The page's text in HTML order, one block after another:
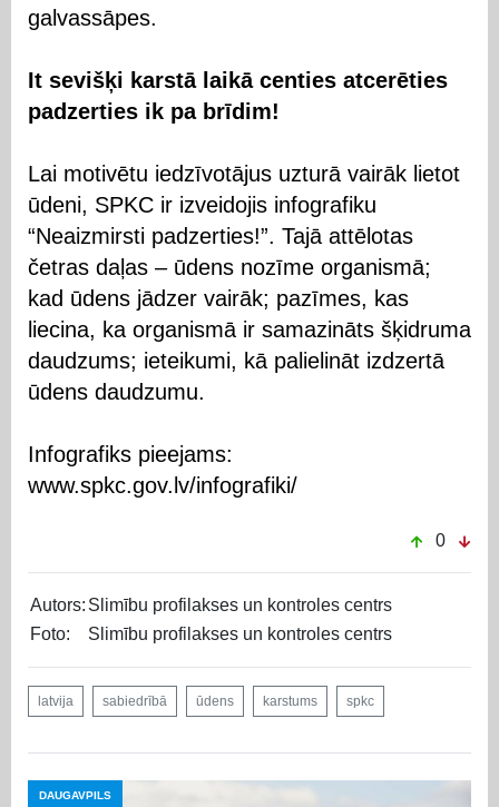
galvassāpes.
It sevišķi karstā laikā centies atcerēties
padzerties ik pa brīdim!
Lai motivētu iedzīvotājus uzturā vairāk lietot
ūdeni, SPKC ir izveidojis infografiku
“Neaizmirsti padzerties!”. Tajā attēlotas
četras daļas – ūdens nozīme organismā;
kad ūdens jādzer vairāk; pazīmes, kas
liecina, ka organismā ir samazināts šķidruma
daudzums; ieteikumi, kā palielināt izdzertā
ūdens daudzumu.
Infografiks pieejams:
www.spkc.gov.lv/infografiki/
0
Autors: Slimību profilakses un kontroles centrs
Foto:
Slimību profilakses un kontroles centrs
latvija sabiedrībā ūdens karstums spkc
DAUGAVPILS